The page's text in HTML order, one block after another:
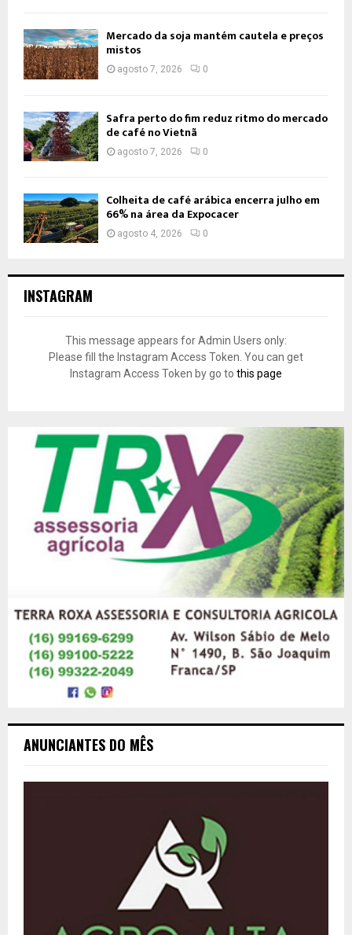
Mercado da soja mantém cautela e preços
mistos
agosto 7, 2026 0
Safra perto do fim reduz ritmo do mercado
de café no Vietnã
agosto 7, 2026 0
Colheita de café arábica encerra julho em
66% na área da Expocacer
agosto 4, 2026 0
INSTAGRAM
This message appears for Admin Users only:
Please fill the Instagram Access Token. You can get
Instagram Access Token by go to this page
ANUNCIANTES DO MÊS